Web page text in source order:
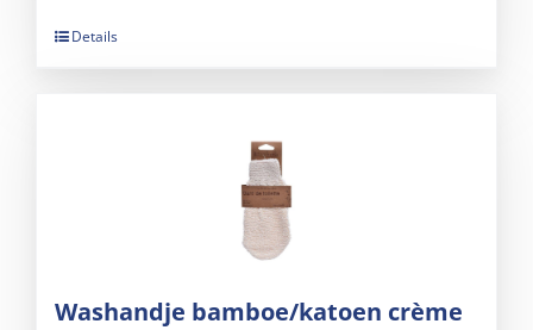
Details
Washandje bamboe/katoen crème